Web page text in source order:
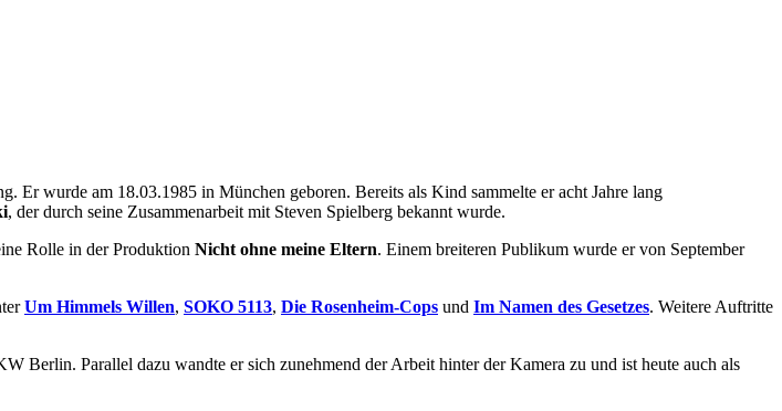
Er wurde am 18.03.1985 in München geboren. Bereits als Kind sammelte er acht Jahre lang
, der durch seine Zusammenarbeit mit Steven Spielberg bekannt wurde.
Rolle in der Produktion Nicht ohne meine Eltern. Einem breiteren Publikum wurde er von September
Um Himmels Willen, SOKO 5113, Die Rosenheim-Cops und Im Namen des Gesetzes. Weitere Auftritte
Berlin. Parallel dazu wandte er sich zunehmend der Arbeit hinter der Kamera zu und ist heute auch als